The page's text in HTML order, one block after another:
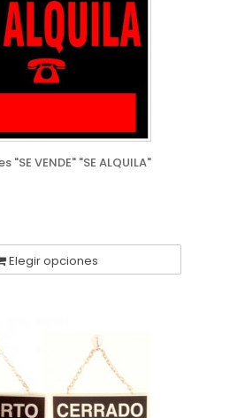
VENDE" "SE ALQUILA"
Elegir opciones